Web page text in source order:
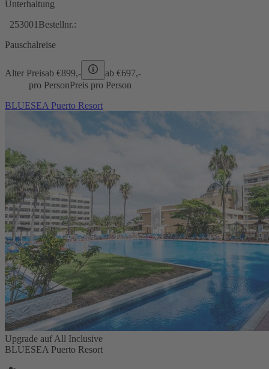
Unterhaltung
253001 Bestellnr.:
Pauschalreise
Alter Preisab €899,- ab €697,-
pro PersonPreis pro Person
BLUESEA Puerto Resort
Upgrade auf All Inclusive
BLUESEA Puerto Resort